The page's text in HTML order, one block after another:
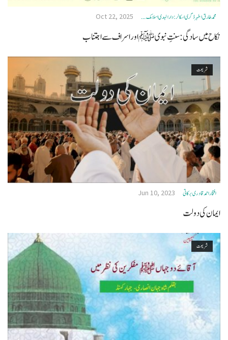
محمد طارق اطہر ڈگری اسکالر: دار الہدی اسلامک ... Oct 22, 2025
نکاح میں سادگی: سنتِ نبوی ﷺ اور اسراف سے اجتناب
شریعت
افتخاراحمدقادری برکاتی Jun 10, 2023
ایمان کی دولت
شریعت